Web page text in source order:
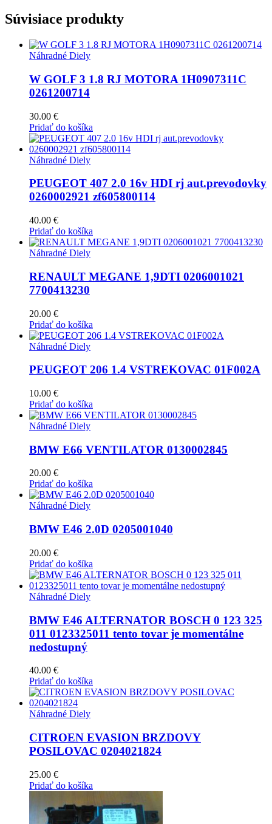
Súvisiace produkty
Náhradné Diely
W GOLF 3 1.8 RJ MOTORA 1H0907311C
0261200714
30.00 €
Pridať do košíka
Náhradné Diely
PEUGEOT 407 2.0 16v HDI rj aut.prevodovky
0260002921 zf605800114
40.00 €
Pridať do košíka
Náhradné Diely
RENAULT MEGANE 1,9DTI 0206001021
7700413230
20.00 €
Pridať do košíka
Náhradné Diely
PEUGEOT 206 1.4 VSTREKOVAC 01F002A
10.00 €
Pridať do košíka
Náhradné Diely
BMW E66 VENTILATOR 0130002845
20.00 €
Pridať do košíka
Náhradné Diely
BMW E46 2.0D 0205001040
20.00 €
Pridať do košíka
Náhradné Diely
BMW E46 ALTERNATOR BOSCH 0 123 325
011 0123325011 tento tovar je momentálne
nedostupný
40.00 €
Pridať do košíka
Náhradné Diely
CITROEN EVASION BRZDOVY
POSILOVAC 0204021824
25.00 €
Pridať do košíka